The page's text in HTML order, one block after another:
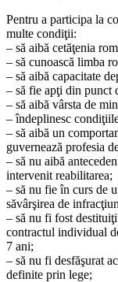
Pentru a participa la
multe condiţii:
– să aibă cetăţenia
– să cunoască limba
– să aibă capacitate
– să fie apţi din punct
– să aibă vârsta de
– îndeplinesc
– să aibă un
guvernează profesia
– să nu aibă
intervenit reabilitarea;
– să nu fie în curs de
săvârşirea de
– să nu fi fost
contractul individual
7 ani;
– să nu fi desfăşurat
definite prin lege;